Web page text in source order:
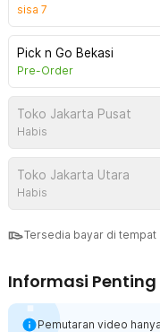
sisa 7
Pick n Go Bekasi
Pre-Order
Toko Jakarta Pusat
Habis
Toko Jakarta Utara
Habis
Tersedia bayar di tempat
Informasi Penting
Pemutaran video